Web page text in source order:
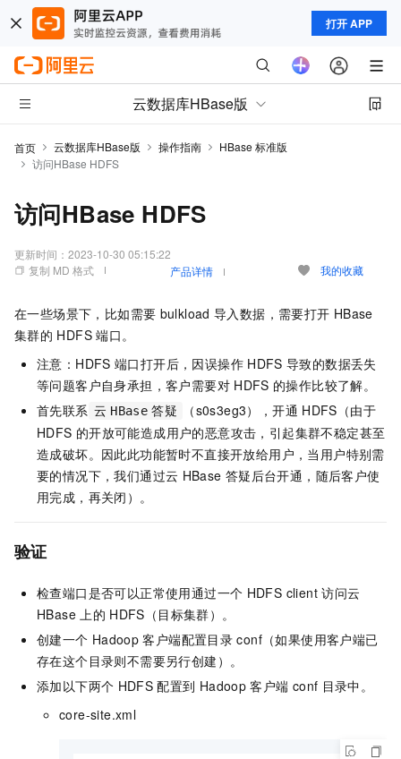
打开 APP
云数据库HBase版
首页 云数据库HBase版 操作指南
HBase 标准版
访问HBase HDFS
访问HBase HDFS
更新时间： 2023-10-30 05:15:22
复制 MD 格式
产品详情 我的收藏
在一些场景下，比如需要 bulkload 导入数据，需要打开 HBase
集群的 HDFS 端口。
注意：HDFS 端口打开后，因误操作 HDFS 导致的数据丢失
等问题客户自身承担，客户需要对 HDFS 的操作比较了解。
首先联系 云 HBase 答疑 （s0s3eg3），开通 HDFS（由于
HDFS 的开放可能造成用户的恶意攻击，引起集群不稳定甚至
造成破坏。因此此功能暂时不直接开放给用户，当用户特别需
要的情况下，我们通过云 HBase 答疑后台开通，随后客户使
用完成，再关闭）。
验证
检查端口是否可以正常使用通过一个 HDFS client 访问云
HBase 上的 HDFS（目标集群）。
创建一个 Hadoop 客户端配置目录 conf（如果使用客户端已
存在这个目录则不需要另行创建）。
添加以下两个 HDFS 配置到 Hadoop 客户端 conf 目录中。
core-site.xml